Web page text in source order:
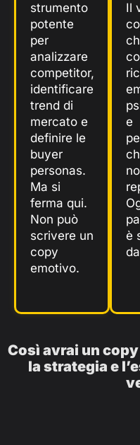
strumento
potente
per
analizzare
competitor,
identificare
trend di
mercato e
definire le
buyer
personas.
Ma si
ferma qui.
Non può
scrivere un
copy
emotivo.
Il
e
è
Così avrai un
la strategia e